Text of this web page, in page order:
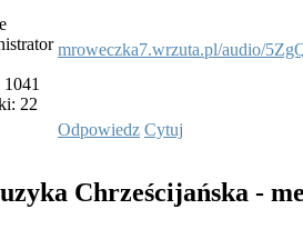
22
mroweczka7.wrzuta.pl/audio/
Odpowiedz Cytuj
Chrześcijańska -